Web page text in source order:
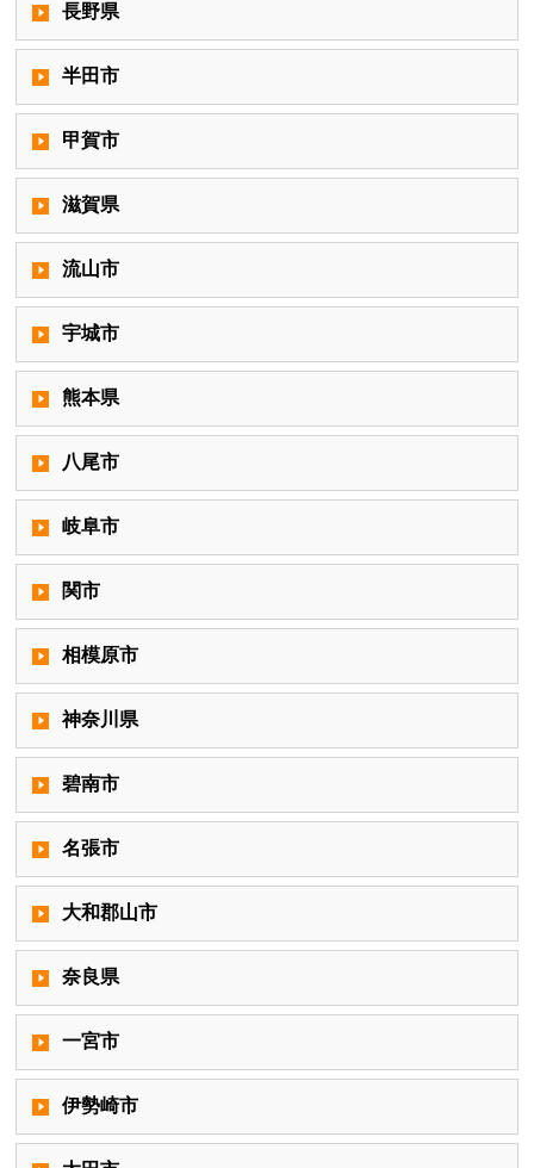
長野県
半田市
甲賀市
滋賀県
流山市
宇城市
熊本県
八尾市
岐阜市
関市
相模原市
神奈川県
碧南市
名張市
大和郡山市
奈良県
一宮市
伊勢崎市